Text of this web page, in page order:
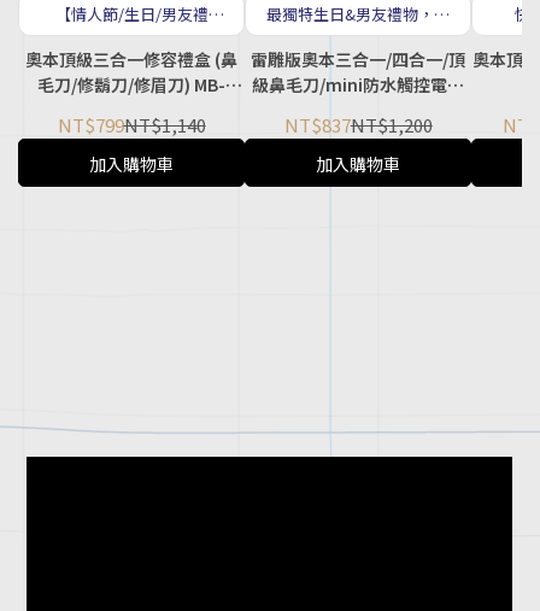
【情人節/生日/男友禮
物】：鼻毛︱鬍鬚︱修眉~
奧本頂級三合一修容禮盒 (鼻
毛刀/修鬍刀/修眉刀) MB-
NT$799NT$1,140
加入購物車
最獨特生日&男友禮物，每
週二、五出貨
雷雕版奧本三合一/四合一/頂
級鼻毛刀/mini防水觸控電鬍
毛/修鬍/刮鬍/修容) （MB-
980B/MB-990/MB-041B/MB-
044B/MB-344)
NT$837NT$1,200
加入購物車
快
奧本頂